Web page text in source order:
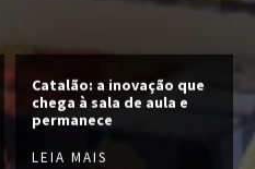
Catalão: a inovação que
chega à sala de aula e
permanece
LEIA MAIS